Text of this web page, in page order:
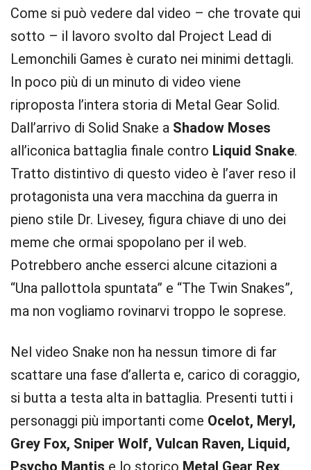
Come si può vedere dal video – che trovate qui
sotto – il lavoro svolto dal Project Lead di
Lemonchili Games è curato nei minimi dettagli.
In poco più di un minuto di video viene
riproposta l’intera storia di Metal Gear Solid.
Dall’arrivo di Solid Snake a Shadow Moses
all’iconica battaglia finale contro Liquid Snake.
Tratto distintivo di questo video è l’aver reso il
protagonista una vera macchina da guerra in
pieno stile Dr. Livesey, figura chiave di uno dei
meme che ormai spopolano per il web.
Potrebbero anche esserci alcune citazioni a
“Una pallottola spuntata” e “The Twin Snakes”,
ma non vogliamo rovinarvi troppo le soprese.
Nel video Snake non ha nessun timore di far
scattare una fase d’allerta e, carico di coraggio,
si butta a testa alta in battaglia. Presenti tutti i
personaggi più importanti come Ocelot, Meryl,
Grey Fox, Sniper Wolf, Vulcan Raven, Liquid,
Psycho Mantis e lo storico Metal Gear Rex.